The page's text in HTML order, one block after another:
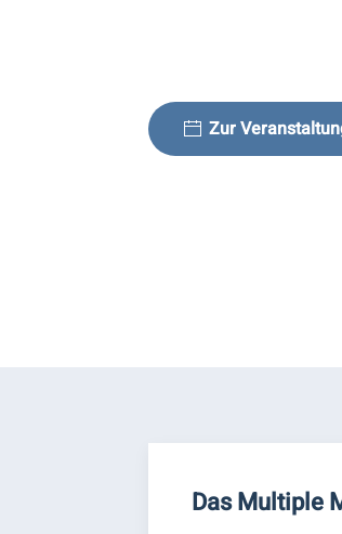
Zur
Das Multiple